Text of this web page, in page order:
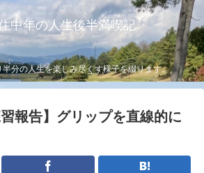
中年の人生後半満喫記
分の人生を楽しみ尽くす様子を綴ります。
習報告】グリップを直線的に